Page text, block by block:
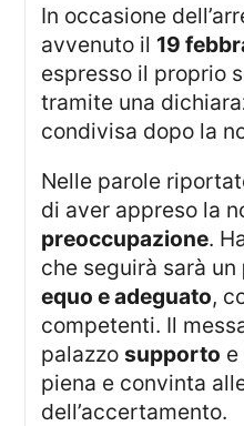
In occasione dell’arresto di Andrew,
avvenuto il 19
espresso il proprio
tramite una
condivisa dopo la
Nelle parole riportate, Carlo ha dichiarato
di aver appreso la
preoccupazione.
che seguirà sarà un
equo e adeguato,
competenti. Il
palazzosupporto e
piena e convinta
dell’accertamento.